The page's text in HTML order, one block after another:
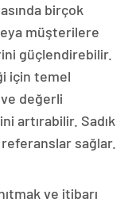
birçok
müşterilere
güçlendirebilir.
için temel
değerli
artırabilir. Sadık
sağlar.
ve itibarı